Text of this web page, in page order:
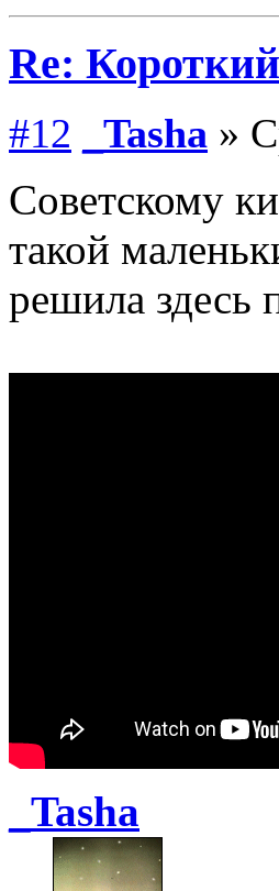
Re:
#12 _Tasha »
Советскому
такой
решила здесь
_Tasha